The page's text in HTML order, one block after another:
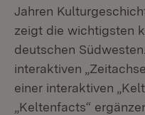
Jahren
zeigt die wichtigsten
deutschen
interaktiven
einer interaktiven
„Keltenfacts“